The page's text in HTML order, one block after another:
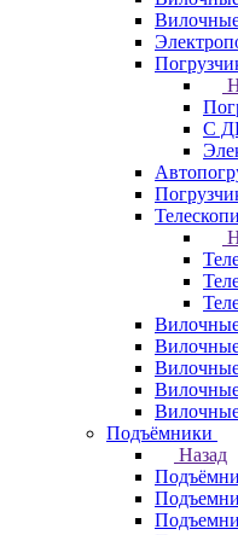
С
Подъёмники
Назад